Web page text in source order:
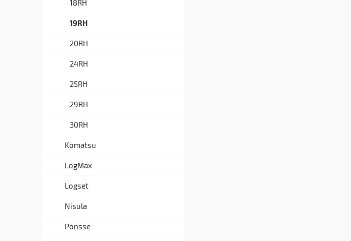
18RH
19RH
20RH
24RH
25RH
29RH
30RH
Komatsu
LogMax
Logset
Nisula
Ponsse